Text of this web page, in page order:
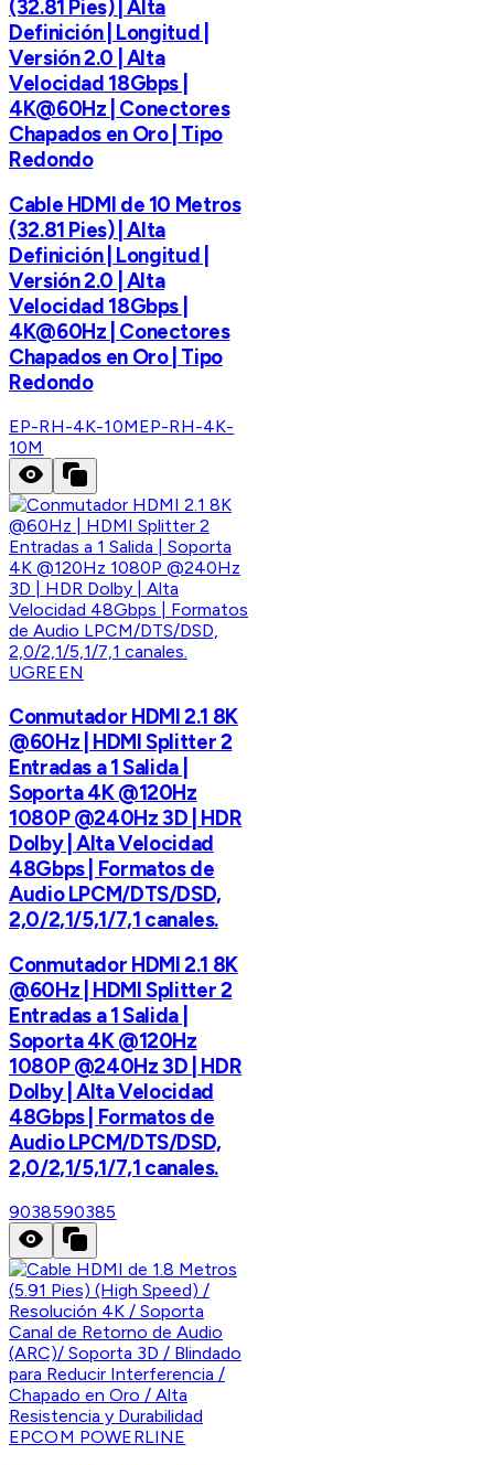
(32.81 Pies) | Alta
Definición | Longitud |
Versión 2.0 | Alta
Velocidad 18Gbps |
4K@60Hz | Conectores
Chapados en Oro | Tipo
Redondo
Cable HDMI de 10 Metros
(32.81 Pies) | Alta
Definición | Longitud |
Versión 2.0 | Alta
Velocidad 18Gbps |
4K@60Hz | Conectores
Chapados en Oro | Tipo
Redondo
EP-RH-4K-10MEP-RH-4K-
10M
UGREEN
Conmutador HDMI 2.1 8K
@60Hz | HDMI Splitter 2
Entradas a 1 Salida |
Soporta 4K @120Hz
1080P @240Hz 3D | HDR
Dolby | Alta Velocidad
48Gbps | Formatos de
Audio LPCM/DTS/DSD,
2,0/2,1/5,1/7,1 canales.
Conmutador HDMI 2.1 8K
@60Hz | HDMI Splitter 2
Entradas a 1 Salida |
Soporta 4K @120Hz
1080P @240Hz 3D | HDR
Dolby | Alta Velocidad
48Gbps | Formatos de
Audio LPCM/DTS/DSD,
2,0/2,1/5,1/7,1 canales.
9038590385
EPCOM POWERLINE